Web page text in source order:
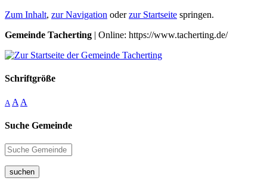
Zum Inhalt, zur Navigation oderzur Startseite springen.
Gemeinde Tacherting | Online: https://www.tacherting.de/
Schriftgröße
A A A
Suche Gemeinde
suchen